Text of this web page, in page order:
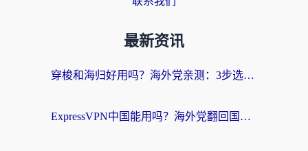
最新资讯
穿梭和海归好用吗？海外党亲测：3步选对回国加速器，无缝刷国内剧玩手游
ExpressVPN中国能用吗？海外党翻回国内的加速器选择指南（附番茄加速器实测）